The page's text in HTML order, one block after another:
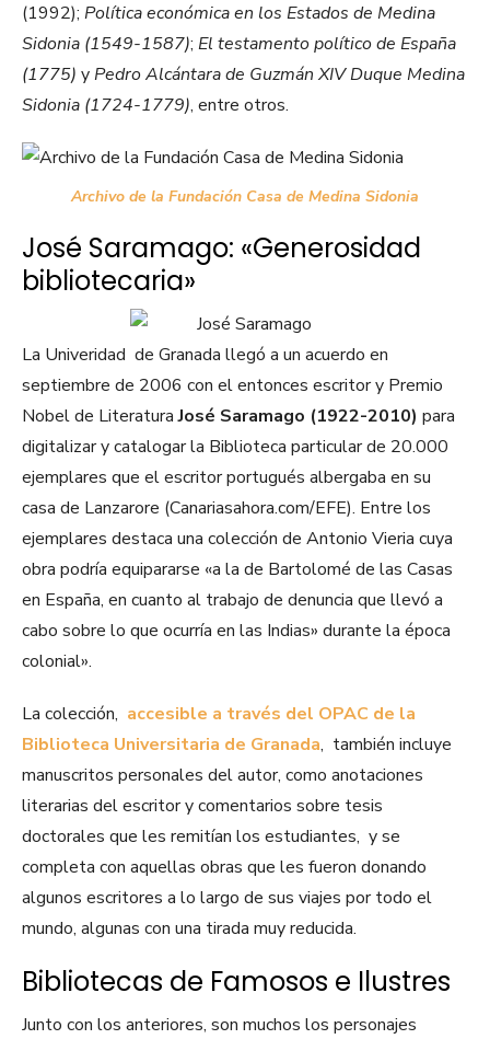
(1992); Política económica en los Estados de Medina
Sidonia (1549-1587); El testamento político de España
(1775) yPedro Alcántara de Guzmán XIV Duque Medina
Sidonia (1724-1779), entre otros.
Archivo de la Fundación Casa de Medina Sidonia
José Saramago: «Generosidad
bibliotecaria»
La Univeridad de Granada llegó a un acuerdo en
septiembre de 2006 con el entonces escritor y Premio
Nobel de LiteraturaJosé Saramago (1922-2010) para
digitalizar y catalogar la Biblioteca particular de 20.000
ejemplares que el escritor portugués albergaba en su
casa de Lanzarore (Canariasahora.com/EFE). Entre los
ejemplares destaca una colección de Antonio Vieria cuya
obra podría equipararse «a la de Bartolomé de las Casas
en España, en cuanto al trabajo de denuncia que llevó a
cabo sobre lo que ocurría en las Indias» durante la época
colonial».
La colección, accesible a través del OPAC de la
Biblioteca Universitaria de Granada, también incluye
manuscritos personales del autor, como anotaciones
literarias del escritor y comentarios sobre tesis
doctorales que les remitían los estudiantes, y se
completa con aquellas obras que les fueron donando
algunos escritores a lo largo de sus viajes por todo el
mundo, algunas con una tirada muy reducida.
Bibliotecas de Famosos e Ilustres
Junto con los anteriores, son muchos los personajes